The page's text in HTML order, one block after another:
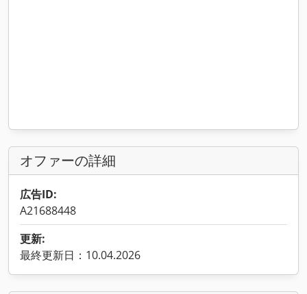
オファーの詳細
広告ID:
A21688448
更新:
最終更新日：10.04.2026